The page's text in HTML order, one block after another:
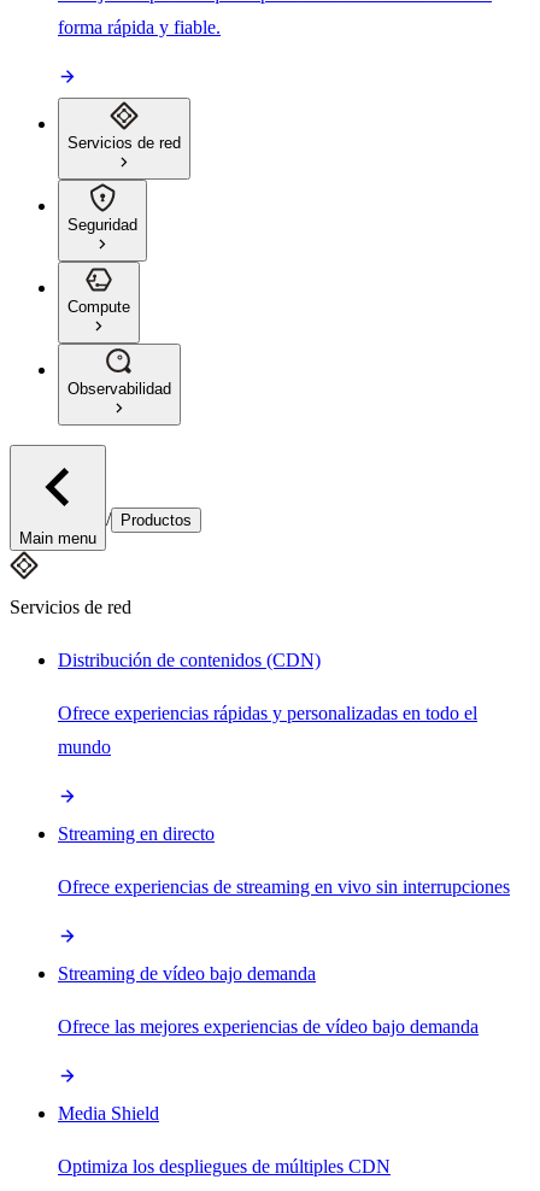
forma rápida y fiable.
Servicios de red
Seguridad
Compute
Observabilidad
Main menu
/ Productos
Servicios de red
Distribución de contenidos (CDN)
Ofrece experiencias rápidas y personalizadas en todo el
mundo
Streaming en directo
Ofrece experiencias de streaming en vivo sin interrupciones
Streaming de vídeo bajo demanda
Ofrece las mejores experiencias de vídeo bajo demanda
Media Shield
Optimiza los despliegues de múltiples CDN